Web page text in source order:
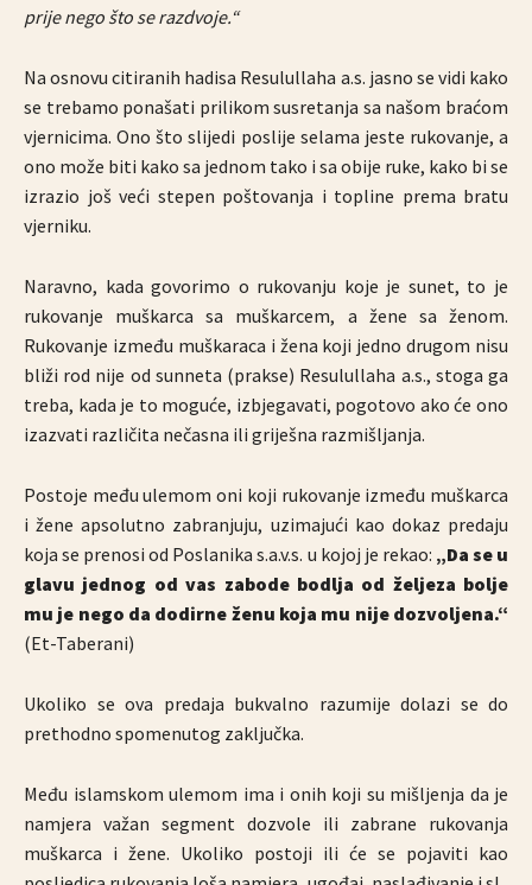
prije nego što se razdvoje.“
Na osnovu citiranih hadisa Resulullaha a.s. jasno se vidi kako
se trebamo ponašati prilikom susretanja sa našom braćom
vjernicima. Ono što slijedi poslije selama jeste rukovanje, a
ono može biti kako sa jednom tako i sa obije ruke, kako bi se
izrazio još veći stepen poštovanja i topline prema bratu
vjerniku.
Naravno, kada govorimo o rukovanju koje je sunet, to je
rukovanje muškarca sa muškarcem, a žene sa ženom.
Rukovanje između muškaraca i žena koji jedno drugom nisu
bliži rod nije od sunneta (prakse) Resulullaha a.s., stoga ga
treba, kada je to moguće, izbjegavati, pogotovo ako će ono
izazvati različita nečasna ili griješna razmišljanja.
Postoje među ulemom oni koji rukovanje između muškarca
i žene apsolutno zabranjuju, uzimajući kao dokaz predaju
koja se prenosi od Poslanika s.a.v.s. u kojoj je rekao: „Da se u
glavu jednog od vas zabode bodlja od željeza bolje
mu je nego da dodirne ženu koja mu nije dozvoljena.“
(Et-Taberani)
Ukoliko se ova predaja bukvalno razumije dolazi se do
prethodno spomenutog zaključka.
Među islamskom ulemom ima i onih koji su mišljenja da je
namjera važan segment dozvole ili zabrane rukovanja
muškarca i žene. Ukoliko postoji ili će se pojaviti kao